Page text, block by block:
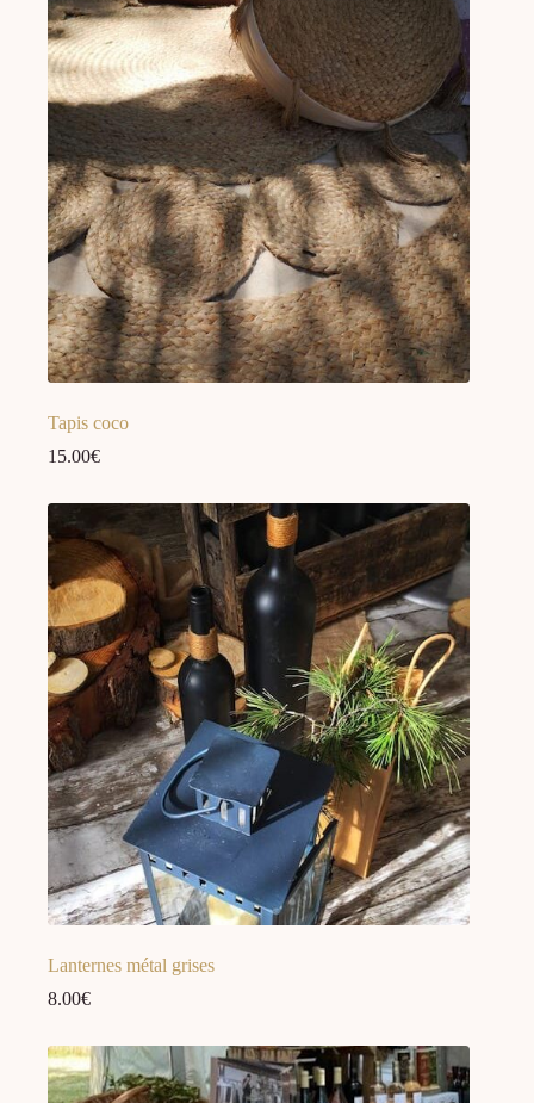
Tapis coco
15.00€
Lanternes métal grises
8.00€